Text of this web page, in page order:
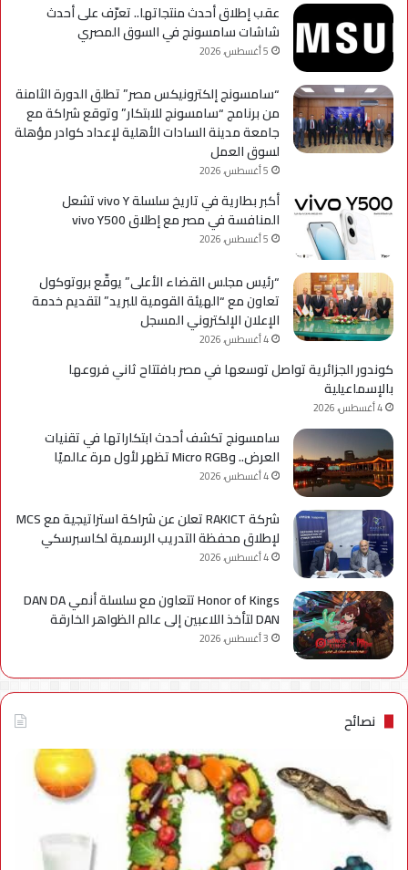
عقب إطلاق أحدث منتجاتها.. تعرّف على أحدث
شاشات سامسونج في السوق المصري
5 أغسطس، 2026
“سامسونج إلكترونيكس مصر” تطلق الدورة الثامنة
من برنامج “سامسونج للابتكار” وتوقع شراكة مع
جامعة مدينة السادات الأهلية لإعداد كوادر مؤهلة
لسوق العمل
5 أغسطس، 2026
أكبر بطارية في تاريخ سلسلة vivo Y تشعل
المنافسة في مصر مع إطلاق vivo Y500
5 أغسطس، 2026
“رئيس مجلس القضاء الأعلى” يوقّع بروتوكول
تعاون مع “الهيئة القومية للبريد” لتقديم خدمة
الإعلان الإلكتروني المسجل
4 أغسطس، 2026
كوندور الجزائرية تواصل توسعها في مصر بافتتاح ثاني فروعها
بالإسماعيلية
4 أغسطس، 2026
سامسونج تكشف أحدث ابتكاراتها في تقنيات
العرض.. وMicro RGB تظهر لأول مرة عالميًا
4 أغسطس، 2026
شركة RAKICT تعلن عن شراكة استراتيجية مع MCS
لإطلاق محفظة التدريب الرسمية لكاسبرسكي
4 أغسطس، 2026
Honor of Kings تتعاون مع سلسلة أنمي DAN DA
DAN لتأخذ اللاعبين إلى عالم الظواهر الخارقة
3 أغسطس، 2026
نصائح